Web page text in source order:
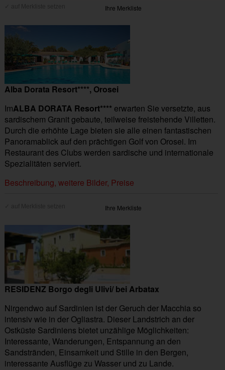
Ihre Merkliste
Alba Dorata Resort****, Orosei
ImALBA DORATA Resort**** erwarten Sie versetzte, aus
sardischem Granit gebaute, teilweise freistehende Villetten.
Durch die erhöhte Lage bieten sie alle einen fantastischen
Panoramablick auf den prächtigen Golf von Orosei. Im
Restaurant des Clubs werden sardische und internationale
Spezialitäten serviert.
Beschreibung, weitere Bilder, Preise
Ihre Merkliste
RESIDENZ Borgo degli Ulivi/ bei Arbatax
Nirgendwo auf Sardinien ist der Geruch der Macchia so
intensiv wie in der Ogliastra. Dieser Landstrich an der
Ostküste Sardiniens bietet unzählige Möglichkeiten:
Interessante, Wanderungen, Entspannung an den
Sandstränden, Einsamkeit und Stille in den Bergen,
interessante Ausflüge zu Wasser und zu Lande.